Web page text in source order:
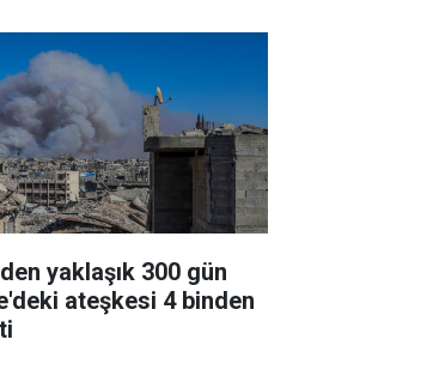
yaklaşık 300 gün
ateşkesi 4 binden